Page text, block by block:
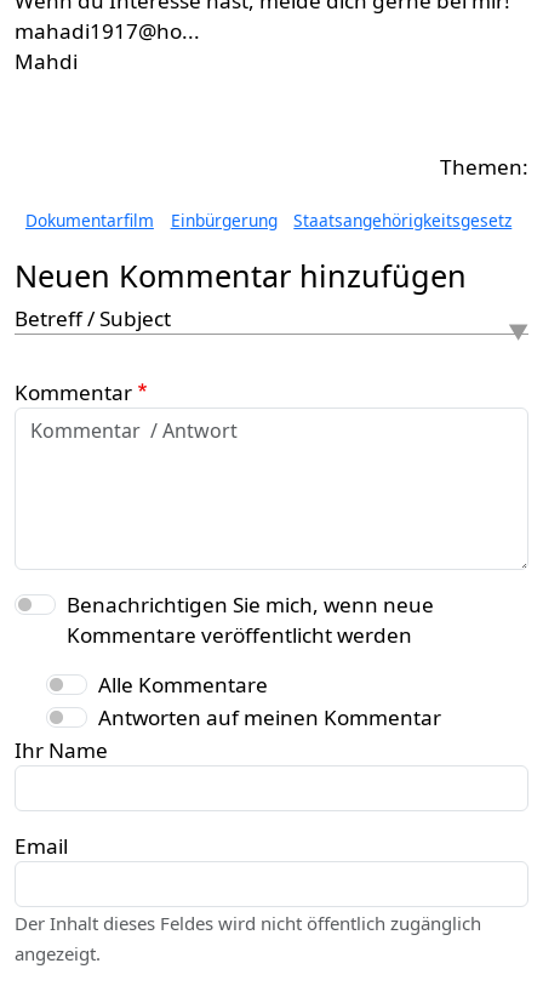
mahadi1917@ho...
Mahdi
Dokumentarfilm Einbürgerung Staatsangehörigkeitsgesetz
Neuen Kommentar hinzufügen
Betreff / Subject
Kommentar
Benachrichtigen Sie mich, wenn neue
Kommentare veröffentlicht werden
Alle Kommentare
Antworten auf meinen Kommentar
Ihr Name
Email
Der Inhalt dieses Feldes wird nicht öffentlich zugänglich
angezeigt.